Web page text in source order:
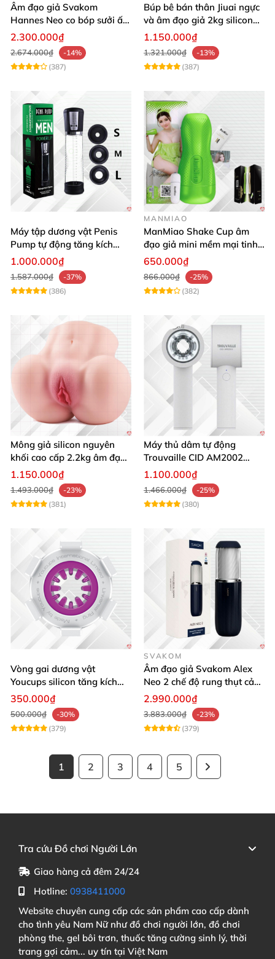
Âm đạo giả Svakom
Hannes Neo co bóp sưởi ấm
điều khiển app tiện lợi kích
thích mạnh mẽ
2.300.000₫
2.674.000₫
-14%
(387)
Búp bê bán thân Jiuai ngực
và âm đạo giả 2kg silicon
nguyên khối cao cấp
1.150.000₫
1.321.000₫
-13%
(387)
Máy tập dương vật Penis
Pump tự động tăng kích
thước hiệu quả nhanh
1.000.000₫
1.587.000₫
-37%
(386)
MANMIAO
ManMiao Shake Cup âm
đạo giả mini mềm mại tinh
tế kích thích cực đỉnh
650.000₫
866.000₫
-25%
(382)
Mông giả silicon nguyên
khối cao cấp 2.2kg âm đạo
và hậu môn khít bót
1.150.000₫
1.493.000₫
-23%
(381)
Máy thủ dâm tự động
Trouvaille CID AM2002
tăng khoái cảm
1.100.000₫
1.466.000₫
-25%
(380)
Vòng gai dương vật
Youcups silicon tăng kích
thước cực mạnh
350.000₫
500.000₫
-30%
(379)
SVAKOM
Âm đạo giả Svakom Alex
Neo 2 chế độ rung thụt cảm
giác thật
2.990.000₫
3.883.000₫
-23%
(379)
1 2 3 4 5
Tra cứu Đồ chơi Người Lớn
Giao hàng cả đêm 24/24
Hotline: 0938411000
Website chuyên cung cấp các sản phẩm cao cấp dành
cho tình yêu Nam Nữ như đồ chơi người lớn, đồ chơi
phòng the, gel bôi trơn, thuốc tăng cường sinh lý, thời
trang gợi cảm... uy tín tại Việt Nam